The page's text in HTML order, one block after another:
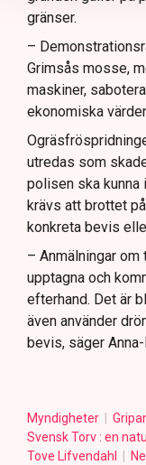
gränser.
–
Grimsås mosse,
maskiner,
ekonomiska
utredas som
polisen ska kunna
krävs att brottet
konkreta bevis
– Anmälningar
upptagna och
efterhand. Det är
även använder
bevis, säger
Myndigheter
Svensk Torv : en
Tove Lifvendahl